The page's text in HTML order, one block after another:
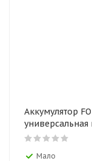
Аккумулятор
универсальная
Мало